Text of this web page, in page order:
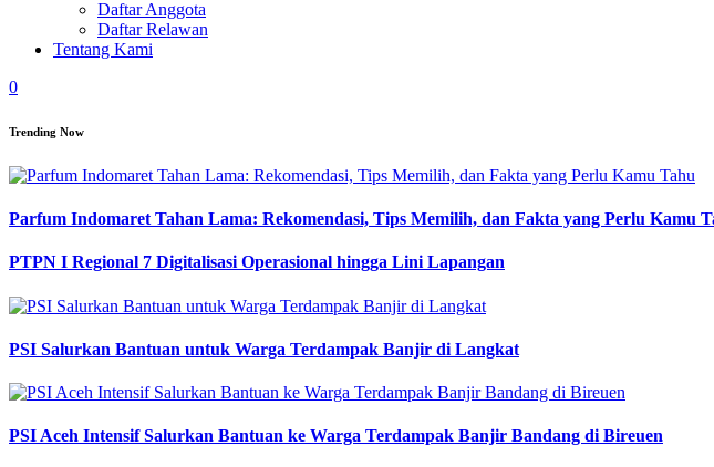
Daftar Anggota
Daftar Relawan
Tentang Kami
0
Trending Now
Parfum Indomaret Tahan Lama: Rekomendasi, Tips Memilih, dan Fakta yang Perlu Kamu
PTPN I Regional 7 Digitalisasi Operasional hingga Lini Lapangan
PSI Salurkan Bantuan untuk Warga Terdampak Banjir di Langkat
PSI Aceh Intensif Salurkan Bantuan ke Warga Terdampak Banjir Bandang di Bireuen